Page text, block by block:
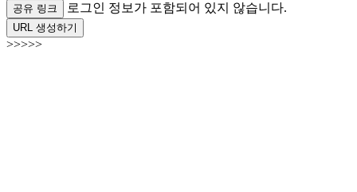
공유 링크 로그인 정보가 포함되어 있지 않습니다.
URL 생성하기
>>>>>